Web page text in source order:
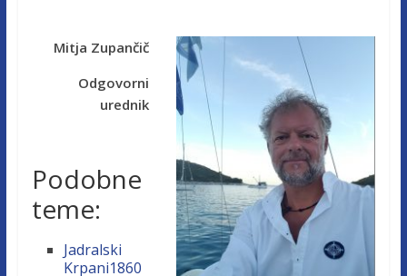
Mitja Zupančič
Odgovorni
urednik
Podobne
teme:
Jadralski
Krpani1860